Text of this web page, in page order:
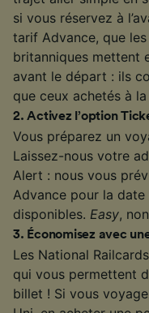
si vous réservez à
tarif Advance, que
britanniques mettent
avant le départ : ils
que ceux achetés à
2.Activez l’option
Vous préparez un
Laissez-nous votre
Alert : nous vous
Advance pour la
disponibles. Easy,
3. Économisez avec
Les National
qui vous permettent
billet ! Si vous